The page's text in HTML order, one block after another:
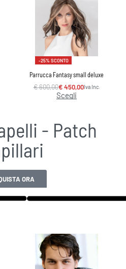
-25% SCONTO
Parrucca Fantasy small deluxe
€600,00€450,00Iva Inc.
Scegli
- Patch
ORA